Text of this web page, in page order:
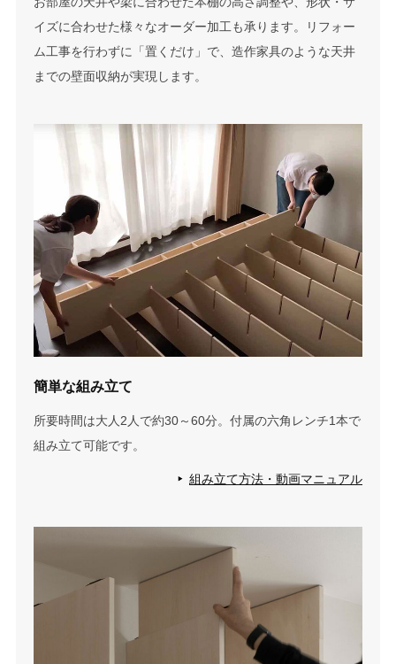
イズに合わせた様々なオーダー加工も承ります。リフォー
ム工事を行わずに「置くだけ」で、造作家具のような天井
までの壁面収納が実現します。
簡単な組み立て
所要時間は大人2人で約30～60分。付属の六角レンチ1本で
組み立て可能です。
組み立て方法・動画マニュアル